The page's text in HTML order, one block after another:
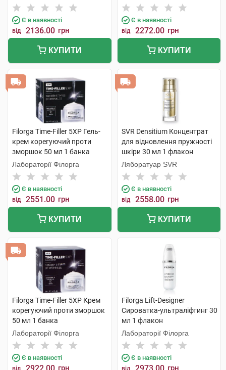
Є в наявності
від 2136.00 грн
КУПИТИ
Є в наявності
від 2272.00 грн
КУПИТИ
Filorga Time-Filler 5XP Гель-
крем корегуючий проти
зморшок 50 мл 1 банка
Лабораторії Філорга
Є в наявності
від 2551.00 грн
КУПИТИ
SVR Densitium Концентрат
для відновлення пружності
шкіри 30 мл 1 флакон
Ляборатуар SVR
Є в наявності
від 2558.00 грн
КУПИТИ
Filorga Time-Filler 5XP Крем
корегуючий проти зморшок
50 мл 1 банка
Лабораторії Філорга
Є в наявності
від грн
Filorga Lift-Designer
Сироватка-ультраліфтинг 30
мл 1 флакон
Лабораторії Філорга
Є в наявності
від грн